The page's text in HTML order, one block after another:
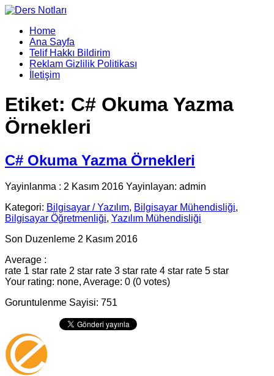
Home
Ana Sayfa
Telif Hakkı Bildirim
Reklam Gizlilik Politikası
İletişim
Etiket: C# Okuma Yazma
Örnekleri
C# Okuma Yazma Örnekleri
Yayinlanma : 2 Kasım 2016 Yayinlayan: admin
Kategori: Bilgisayar / Yazılım, Bilgisayar Mühendisliği,
Bilgisayar Öğretmenliği, Yazılım Mühendisliği
Son Duzenleme 2 Kasım 2016
Average :
rate 1 star rate 2 star rate 3 star rate 4 star rate 5 star
Your rating: none, Average: 0 (0 votes)
Goruntulenme Sayisi: 751